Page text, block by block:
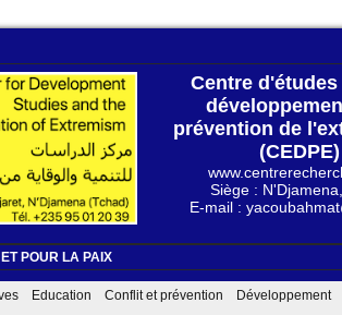
Centre
prévention de
(CEDPE)
Siège :
E-mail :
POUR LA PAIX
Education Conflit et prévention Développement